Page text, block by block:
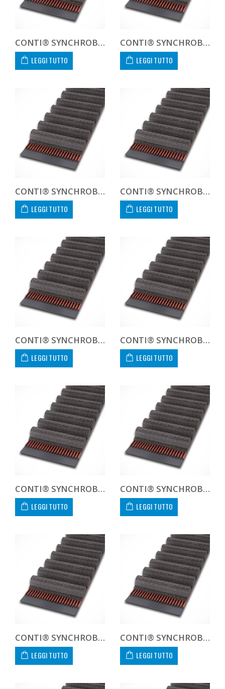
CONTI® SYNCHROBELT 1400XXH400
LEGGI TUTTO
CONTI® SYNCHROBELT 142XL-400 CUSTOM
LEGGI TUTTO
CONTI® SYNCHROBELT 146XL-400 CUSTOM
LEGGI TUTTO
CONTI® SYNCHROBELT 150L-400 CUSTOM
LEGGI TUTTO
CONTI® SYNCHROBELT 1540XH400
LEGGI TUTTO
CONTI® SYNCHROBELT 156XL-400 CUSTOM
LEGGI TUTTO
CONTI® SYNCHROBELT 1600XXH400
LEGGI TUTTO
CONTI® SYNCHROBELT 1700H-400 CUSTOM
LEGGI TUTTO
CONTI® SYNCHROBELT 173L-400 CUSTOM
LEGGI TUTTO
CONTI® SYNCHROBELT 1750XH400
LEGGI TUTTO